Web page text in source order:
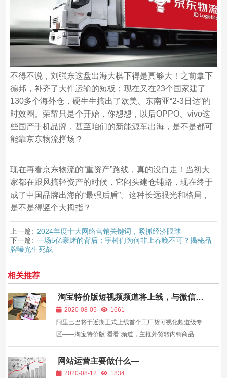
不得不说，刘强东这盘出海大棋下得是真够大！之前拿下
德邦，补齐了大件运输的短板；现在又在23个国家建了
130多个海外仓，硬生生搞出了欧美、东南亚“2-3日达”的
时效圈。荣耀只是个开始，你想想，以后OPPO、vivo这
些国产手机品牌，甚至咱们的新能源车出海，是不是都可
能靠京东物流撑场？
现在再看京东物流的“重资产”路线，真的没白走！当初大
家都在跟风搞轻资产的时候，它闷头建仓铺路，现在终于
成了中国品牌出海的“最强后盾”。这种长远眼光和格局，
是不是得竖个大拇指？
上一篇: 2024年度十大网络营销关键词，紧抓经济眼球
下一篇: 一场5亿豪赌的背后：宇树们为何非上春晚不可？揭秘品
牌曝光生死战
相关推荐
淘宝特价版短视频频道将上线，与微信视
频抢占市场流量？
2020-08-05
1661
阿里巴巴将于近期正式上线首个工厂货可视化频道级专
区——淘宝特价版“看看”频道，主推外贸转内销商品。
淘宝特价版业务负责人介绍，这是淘宝特价版首次杀入
短视频赛道，助力外贸工厂转内销的最新升级版举措。
在淘宝特价版APP最新版本中，底部菜单栏新增...
网站运营主要做什么—
2020-08-12
1834